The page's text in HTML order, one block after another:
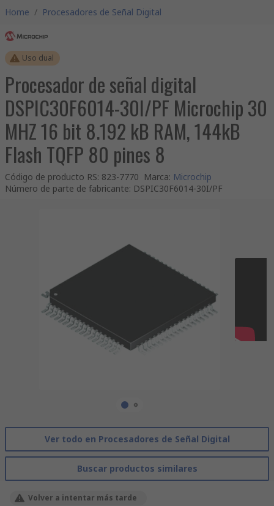
Home / Procesadores de Señal Digital
Uso dual
Procesador de señal digital
DSPIC30F6014-30I/PF Microchip 30
MHZ 16 bit 8.192 kB RAM, 144kB
Flash TQFP 80 pines 8
Código de producto RS: 823-7770 Marca: Microchip
Número de parte de fabricante: DSPIC30F6014-30I/PF
Ver todo en Procesadores de Señal Digital
Buscar productos similares
Volver a intentar más tarde